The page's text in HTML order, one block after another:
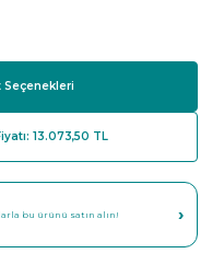
13.073,50 TL
bu ürünü satın alın! ›